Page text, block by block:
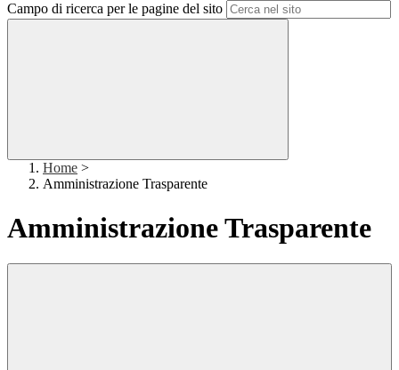
Campo di ricerca per le pagine del sito
Home >
Amministrazione Trasparente
Amministrazione Trasparente